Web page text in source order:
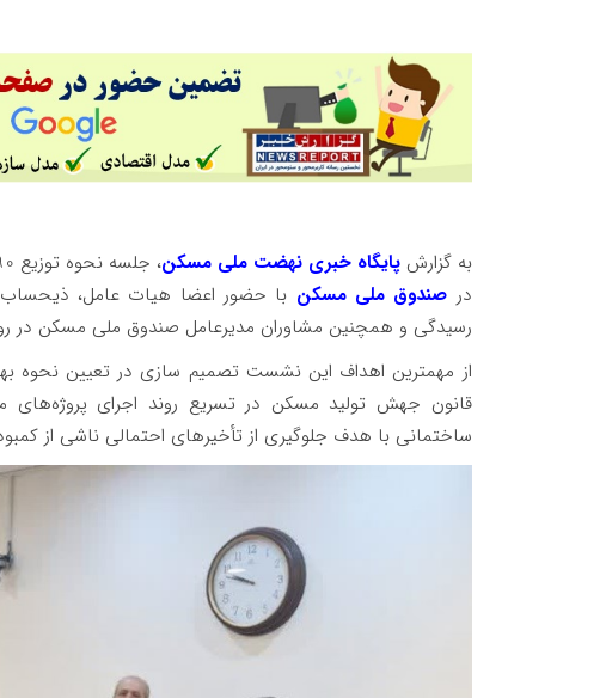
به گزارش پایگاه خبری نهضت ملی مسکن
در صندوق ملی مسکن با حضور اعضا هیات عامل،
رسیدگی و همچنین مشاوران مدیرعامل صندوق ملی مسکن در
قانون جهش تولید مسکن در تسریع روند اجرای پروژه‌های
ساختمانی با هدف جلوگیری از تأخیرهای احتمالی ناشی از